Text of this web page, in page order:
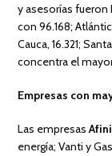
y asesorías fueron
con 96.168;
Cauca, 16.321;
concentra el
Empresas con
Las empresas
energía; Vanti y